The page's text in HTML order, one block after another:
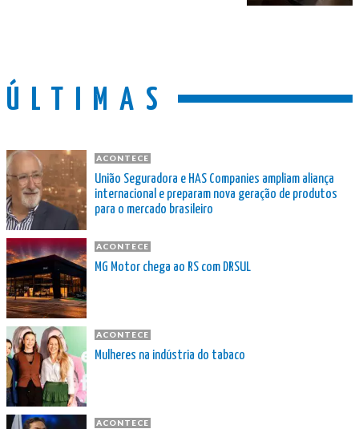
ÚLTIMAS
ACONTECE
União Seguradora e HAS Companies ampliam aliança
internacional e preparam nova geração de produtos
para o mercado brasileiro
ACONTECE
MG Motor chega ao RS com DRSUL
ACONTECE
Mulheres na indústria do tabaco
ACONTECE